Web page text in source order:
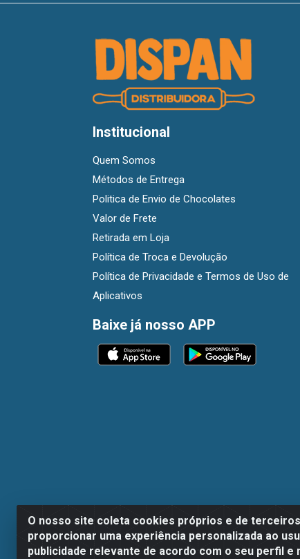
O nosso site coleta cookies próprios e de
proporcionar uma experiência personalizada ao
publicidade relevante de acordo com o seu perfil e
Institucional
Quem Somos
Métodos de Entrega
Politica de Envio de Chocolates
Valor de Frete
Retirada em Loja
Política de Troca e Devolução
Política de Privacidade e Termos de Uso de
Aplicativos
Baixe já nosso APP
Dispan Distribuidora de Alimentos LTDA